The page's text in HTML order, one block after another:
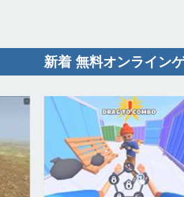
新着 無料オンライン